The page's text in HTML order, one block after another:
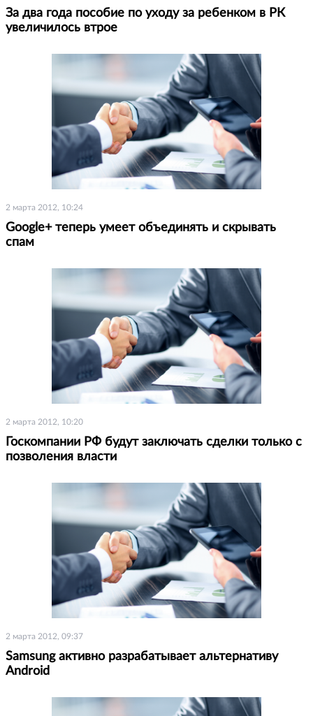
За два года пособие по уходу за ребенком в РК
увеличилось втрое
2 марта 2012, 10:24
Google+ теперь умеет объединять и скрывать
спам
2 марта 2012, 10:20
Госкомпании РФ будут заключать сделки только с
позволения власти
2 марта 2012, 09:37
Samsung активно разрабатывает альтернативу
Android